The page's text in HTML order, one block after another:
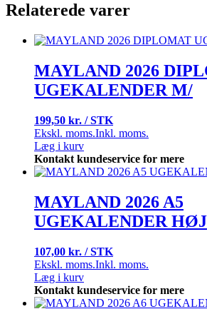
Relaterede varer
MAYLAND 2026
UGEKALENDER M/
199,50 kr. / STK
Ekskl. moms.Inkl. moms.
Læg i kurv
Kontakt kundeservice for mere
MAYLAND 2026 A5
UGEKALENDER HØJ
107,00 kr. / STK
Ekskl. moms.Inkl. moms.
Læg i kurv
Kontakt kundeservice for mere